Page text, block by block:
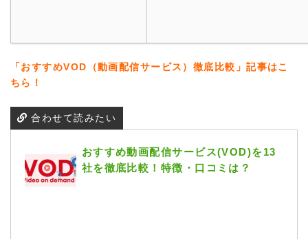
「おすすめVOD（動画配信サービス）徹底比較」記事はこ
ちら！
合わせて読みたい
おすすめ動画配信サービス(VOD)を13
社を徹底比較！特徴・口コミは？